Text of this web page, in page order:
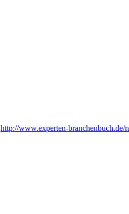
http://www.experten-branchenbuch.de/